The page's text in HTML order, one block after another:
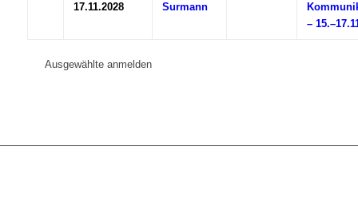
17.11.2028
Surmann
–
Ausgewählte anmelden